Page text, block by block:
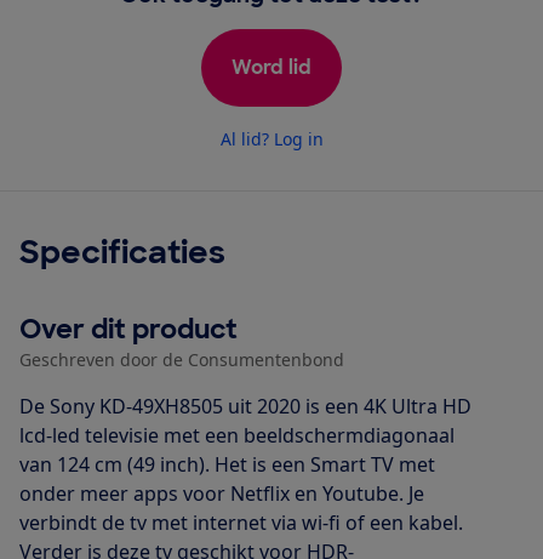
Word lid
Al lid? Log in
Specificaties
Over dit product
Geschreven door de Consumentenbond
De Sony KD-49XH8505 uit 2020 is een 4K Ultra HD
lcd-led televisie met een beeldschermdiagonaal
van 124 cm (49 inch). Het is een Smart TV met
onder meer apps voor Netflix en Youtube. Je
verbindt de tv met internet via wi-fi of een kabel.
Verder is deze tv geschikt voor HDR-